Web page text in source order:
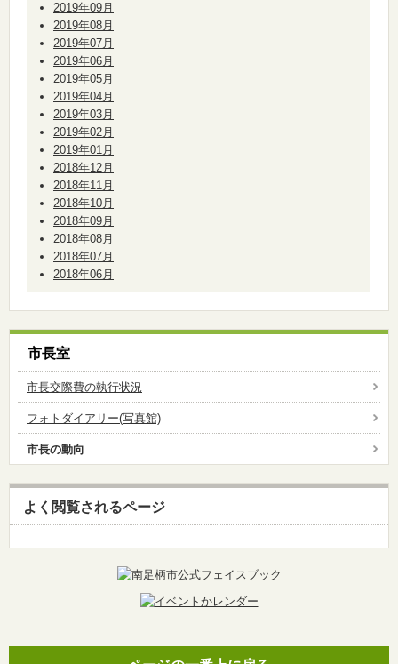
2019年09月
2019年08月
2019年07月
2019年06月
2019年05月
2019年04月
2019年03月
2019年02月
2019年01月
2018年12月
2018年11月
2018年10月
2018年09月
2018年08月
2018年07月
2018年06月
市長室
市長交際費の執行状況
フォトダイアリー(写真館)
市長の動向
よく閲覧されるページ